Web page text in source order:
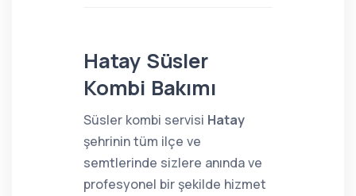
Hatay Süsler
Kombi Bakımı
Süsler kombi servisi Hatay
şehrinin tüm ilçe ve
semtlerinde sizlere anında ve
profesyonel bir şekilde hizmet